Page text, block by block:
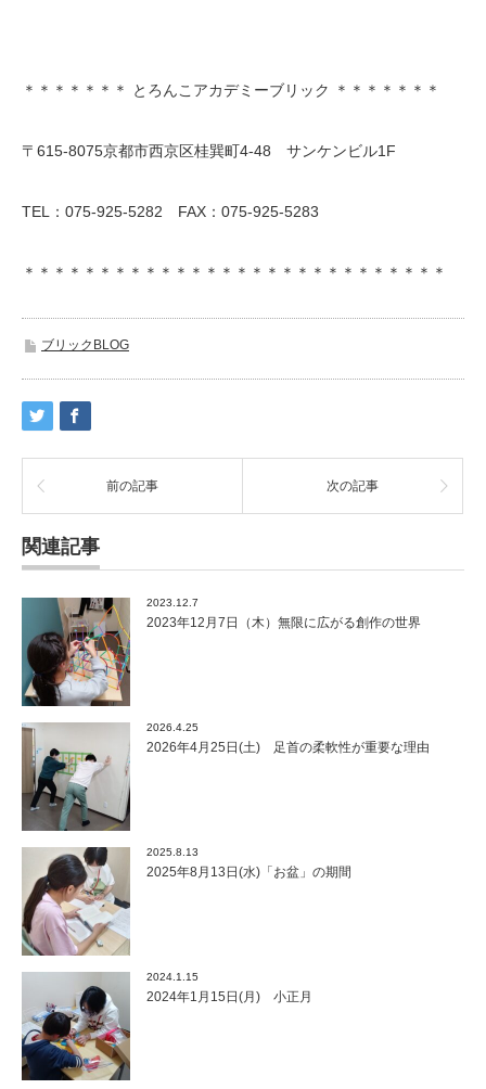
＊＊＊＊＊＊＊ とろんこアカデミーブリック ＊＊＊＊＊＊＊
〒615-8075京都市西京区桂巽町4-48 サンケンビル1F
TEL：075-925-5282 FAX：075-925-5283
＊＊＊＊＊＊＊＊＊＊＊＊＊＊＊＊＊＊＊＊＊＊＊＊＊＊＊＊
ブリックBLOG
前の記事 次の記事
関連記事
2023.12.7
2023年12月7日（木）無限に広がる創作の世界
2026.4.25
2026年4月25日(土) 足首の柔軟性が重要な理由
2025.8.13
2025年8月13日(水)「お盆」の期間
2024.1.15
2024年1月15日(月) 小正月